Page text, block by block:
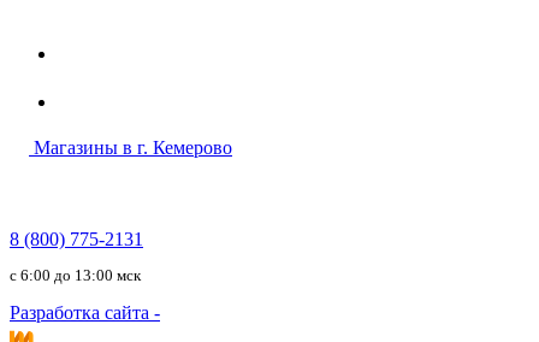
Магазины в г. Кемерово
8 (800) 775-2131
c 6:00 до 13:00 мск
Разработка сайта -